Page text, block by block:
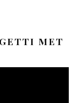
MET